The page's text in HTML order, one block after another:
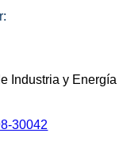
Industria y Energía
30042